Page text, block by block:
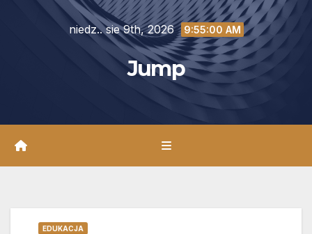
niedz.. sie 9th, 2026 9:55:01 AM
Jump
EDUKACJA